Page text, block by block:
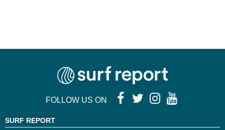
FOLLOW US ON
SURF REPORT